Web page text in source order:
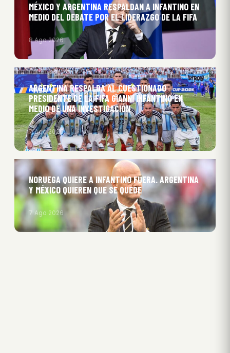
MÉXICO Y ARGENTINA RESPALDAN A INFANTINO EN
MEDIO DEL DEBATE POR EL LIDERAZGO DE LA FIFA
8 Ago 2026
ARGENTINA RESPALDA AL CUESTIONADO
PRESIDENTE DE LA FIFA GIANNI INFANTINO EN
MEDIO DE UNA INVESTIGACIÓN
7 Ago 2026
NORUEGA QUIERE A INFANTINO FUERA. ARGENTINA
Y MÉXICO QUIEREN QUE SE QUEDE
7 Ago 2026